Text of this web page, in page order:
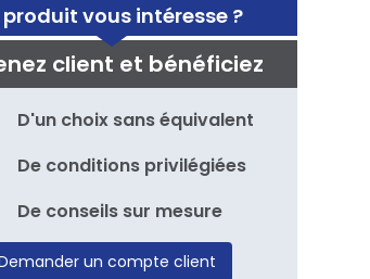
produit vous intéresse ?
client et bénéficiez
D'un choix sans équivalent
De conditions privilégiées
De conseils sur mesure
un compte client